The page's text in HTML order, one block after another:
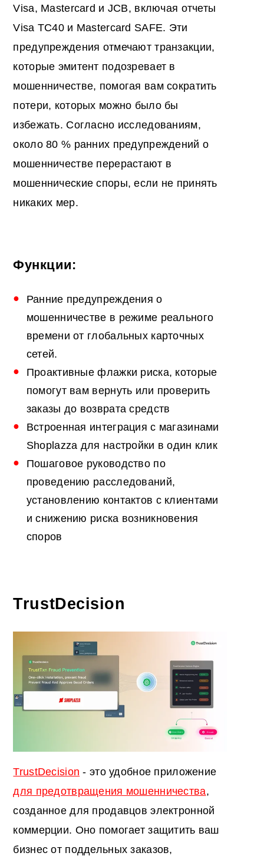
Visa, Mastercard и JCB, включая отчеты
Visa TC40 и Mastercard SAFE. Эти
предупреждения отмечают транзакции,
которые эмитент подозревает в
мошенничестве, помогая вам сократить
потери, которых можно было бы
избежать. Согласно исследованиям,
около 80 % ранних предупреждений о
мошенничестве перерастают в
мошеннические споры, если не принять
никаких мер.
Функции:
Ранние предупреждения о
мошенничестве в режиме реального
времени от глобальных карточных
сетей.
Проактивные флажки риска, которые
помогут вам вернуть или проверить
заказы до возврата средств
Встроенная интеграция с магазинами
Shoplazza для настройки в один клик
Пошаговое руководство по
проведению расследований,
установлению контактов с клиентами
и снижению риска возникновения
споров
TrustDecision
TrustDecision - это удобное приложение
для предотвращения мошенничества,
созданное для продавцов электронной
коммерции. Оно помогает защитить ваш
бизнес от поддельных заказов,